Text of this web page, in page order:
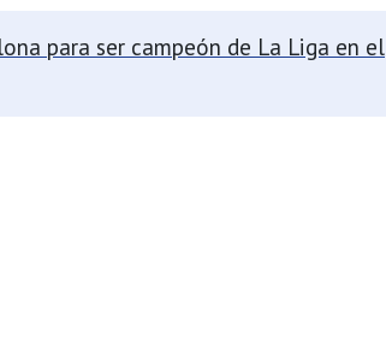
para ser campeón de La Liga en el